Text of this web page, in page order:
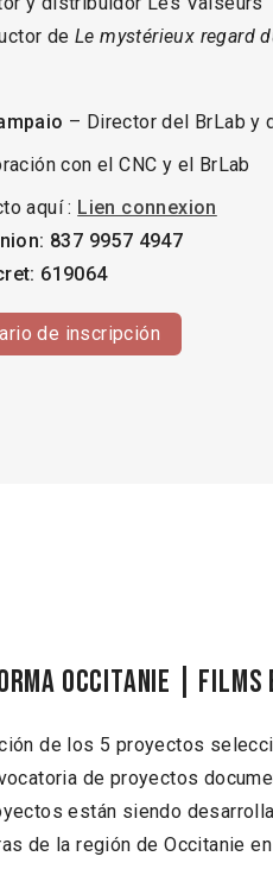
de Le mystérieux regard
– Director del BrLab y
con el CNC y el BrLab
aquí : Lien connexion
837 9957 4947
619064
de inscripción
OCCITANIE |
de los 5 proyectos
de proyectos
están siendo
de la región de Occitanie